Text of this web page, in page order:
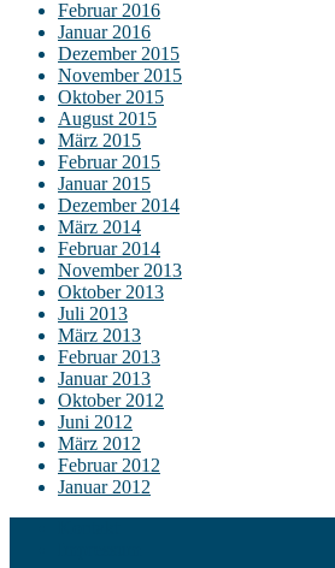
Februar 2016
Januar 2016
Dezember 2015
November 2015
Oktober 2015
August 2015
März 2015
Februar 2015
Januar 2015
Dezember 2014
März 2014
Februar 2014
November 2013
Oktober 2013
Juli 2013
März 2013
Februar 2013
Januar 2013
Oktober 2012
Juni 2012
März 2012
Februar 2012
Januar 2012